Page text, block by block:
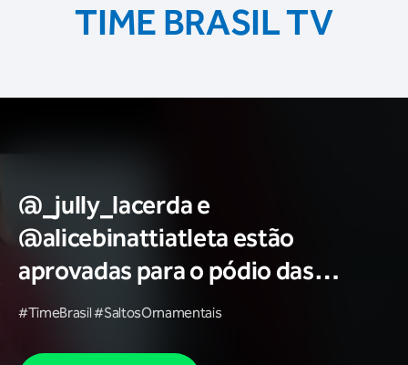
TIME BRASIL TV
@_jully_lacerda​ e
@alicebinattiatleta​ estão
aprovadas para o pódio das
poses? 🥇✨
#TimeBrasil #SaltosOrnamentais